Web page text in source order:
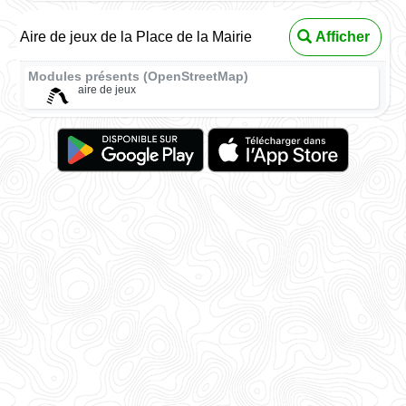
Aire de jeux de la Place de la Mairie Afficher
Modules présents (OpenStreetMap)
aire de jeux